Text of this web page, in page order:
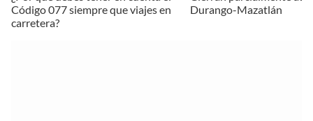
Código 077 siempre que viajes en
carretera?
Durango-Mazatlán